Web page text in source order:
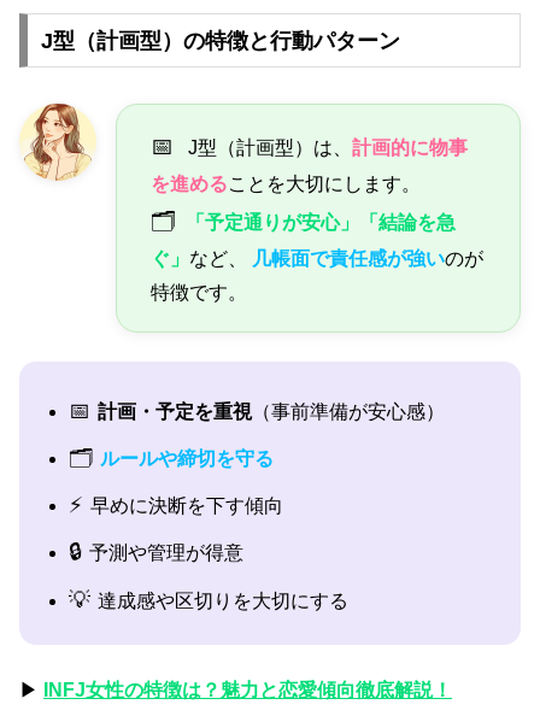
J型（計画型）の特徴と行動パターン
📅 J型（計画型）は、 計画的に物事
を進めることを大切にします。
🗂️
「予定通りが安心」「結論を急
ぐ」 など、 几帳面で責任感が強いのが
特徴です。
📅 計画・予定を重視（事前準備が安心感）
🗂️ ルールや締切を守る
⚡ 早めに決断を下す傾向
🔒 予測や管理が得意
💡 達成感や区切りを大切にする
▶ INFJ女性の特徴は？魅力と恋愛傾向徹底解説！